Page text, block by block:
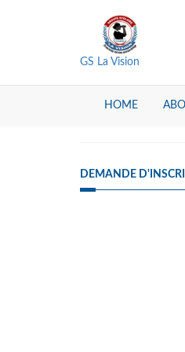
GS La Vision
HOME
DEMANDE